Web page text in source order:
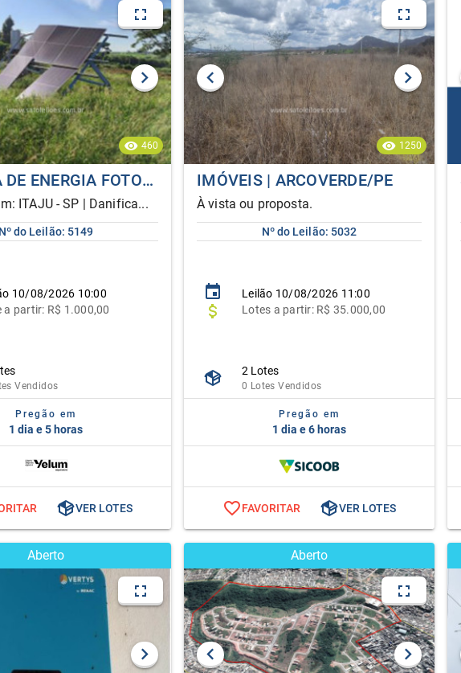
460
SISTEMA DE ENERGIA FOTOVOLTAICA
ITAJU - SP | Danifica...
Nº do Leilão: 5149
10/08/2026 10:00
a partir: R$ 1.000,00
Vendidos
Pregão em
1 dia e 5 horas
VER LOTES
1250
IMÓVEIS | ARCOVERDE/PE
À vista ou proposta.
Nº do Leilão: 5032
Leilão 10/08/2026 11:00
Lotes a partir: R$ 35.000,00
2 Lotes
0 Lotes Vendidos
Pregão em
1 dia e 6 horas
FAVORITAR VER LOTES
Aberto Aberto